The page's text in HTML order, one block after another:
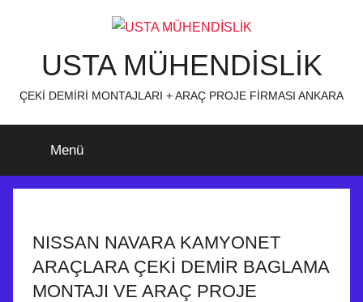
USTA MÜHENDİSLİK
ÇEKİ DEMİRİ MONTAJLARI + ARAÇ PROJE FİRMASI ANKARA
Menü
NISSAN NAVARA KAMYONET
ARAÇLARA ÇEKİ DEMİR BAGLAMA
MONTAJI VE ARAÇ PROJE